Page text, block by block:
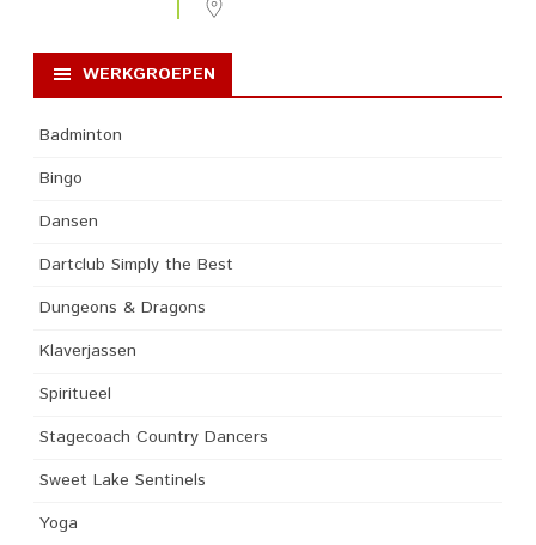
WERKGROEPEN
Badminton
Bingo
Dansen
Dartclub Simply the Best
Dungeons & Dragons
Klaverjassen
Spiritueel
Stagecoach Country Dancers
Sweet Lake Sentinels
Yoga